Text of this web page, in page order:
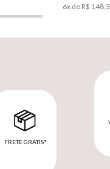
6x de R$ 148,
FRETE GRÁTIS*